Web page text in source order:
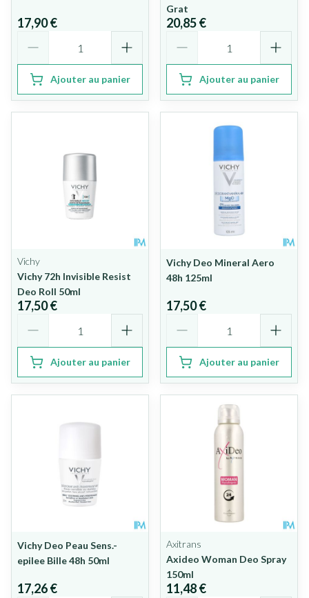
17,90 €
Ajouter au panier
Grat
20,85 €
Ajouter au panier
Vichy
Vichy 72h Invisible Resist
Deo Roll 50ml
17,50 €
Ajouter au panier
Vichy Deo Mineral Aero
48h 125ml
17,50 €
Ajouter au panier
Vichy Deo Peau Sens.-
epilee Bille 48h 50ml
17,26 €
Axitrans
Axideo Woman Deo Spray
150ml
11,48 €